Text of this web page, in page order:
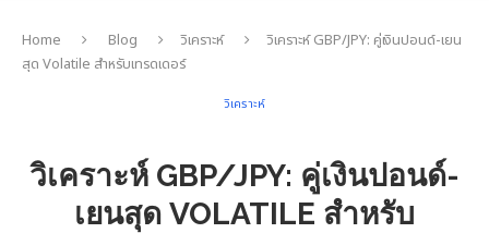
Home Blog วิเคราะห์
วิเคราะห์ GBP/JPY: คู่เงินปอนด์-เยน
สุด Volatile สำหรับเทรดเดอร์
วิเคราะห์
วิเคราะห์ GBP/JPY: คู่เงินปอนด์-
เยนสุด VOLATILE สำหรับ